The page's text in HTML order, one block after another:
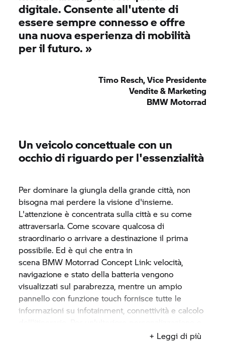
digitale. Consente all'utente di
essere sempre connesso e offre
una nuova esperienza di mobilità
per il futuro.»
Timo Resch, Vice Presidente
Vendite & Marketing
BMW Motorrad
Un veicolo concettuale con un
occhio di riguardo per l'essenzialità
Per dominare la giungla della grande città, non
bisogna mai perdere la visione d'insieme.
L'attenzione è concentrata sulla città e su come
attraversarla. Come scovare qualcosa di
straordinario o arrivare a destinazione il prima
possibile. Ed è qui che entra in
scena BMW Motorrad Concept Link: velocità,
navigazione e stato della batteria vengono
visualizzati sul parabrezza, mentre un ampio
pannello con funzione touch fornisce tutte le
informazioni su infotainment, connettività e calcolo
connettività tra il conducente e il veicolo, sul
+ Leggi di più